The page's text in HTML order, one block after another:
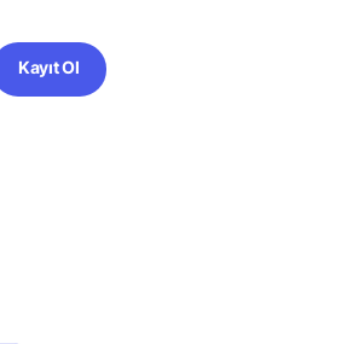
Kayıt Ol